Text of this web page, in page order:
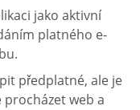
jako aktivní
platného e-
předplatné, ale je
web a